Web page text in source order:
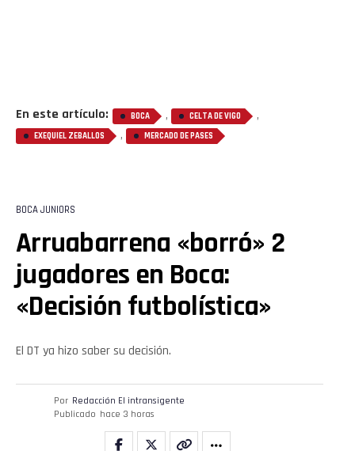
En este artículo: BOCA , CELTA DE VIGO ,
EXEQUIEL ZEBALLOS , MERCADO DE PASES
BOCA JUNIORS
Arruabarrena «borró» 2
jugadores en Boca:
«Decisión futbolística»
El DT ya hizo saber su decisión.
Por Redacción El intransigente
Publicado hace 3 horas